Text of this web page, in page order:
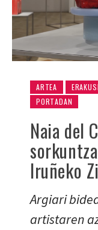
ARTEA
PORTADAN
Naia del
Iruñeko
Argiari
artistaren